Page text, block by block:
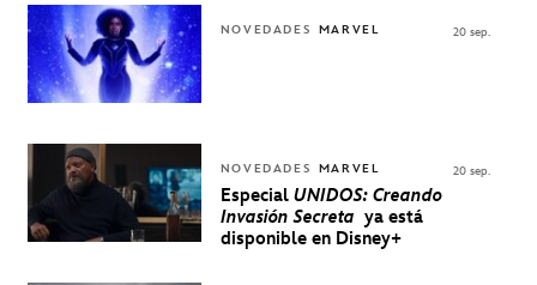
NOVEDADES MARVEL 20 sep.
NOVEDADES MARVEL
Especial UNIDOS: Creando
Invasión Secreta ya está
disponible en Disney+
20 sep.